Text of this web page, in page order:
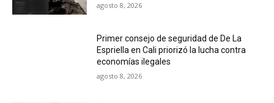
agosto 8, 2026
Primer consejo de seguridad de De La
Espriella en Cali priorizó la lucha contra
economías ilegales
agosto 8, 2026